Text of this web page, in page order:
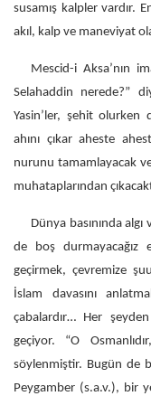
susamış kalpler vardır.
akıl, kalp ve maneviyat
Mescid-i Aksa’nın
Selahaddin nerede?”
Yasin’ler, şehit olurken
ahını çıkar aheste
nurunu tamamlayacak
muhataplarından
Dünya basınında
de boş durmayacağız
geçirmek, çevremize
İslam davasını
çabalardır… Her
geçiyor. “O
söylenmiştir. Bugün de
Peygamber (s.a.v.), bir